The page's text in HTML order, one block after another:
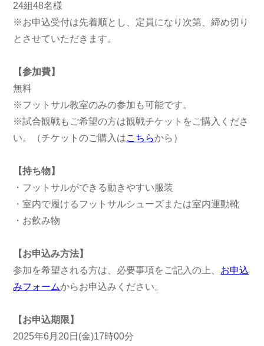
24組48名様
※お申込受付は先着順とし、定員になり次第、締め切り
とさせていただきます。
【参加費】
無料
※フットサル教室のみの参加も可能です。
※試合観戦もご希望の方は観戦チケットをご購入くださ
い。（チケットのご購入はこちらから）
【持ち物】
・フットサルができる動きやすい服装
・室内で履けるフットサルシューズまたは室内運動靴
・お飲み物
【お申込み方法】
参加を希望される方は、必要事項をご記入の上、 お申込
みフォームからお申込みください。
【お申込期限】
2025年6月20日(金)17時00分